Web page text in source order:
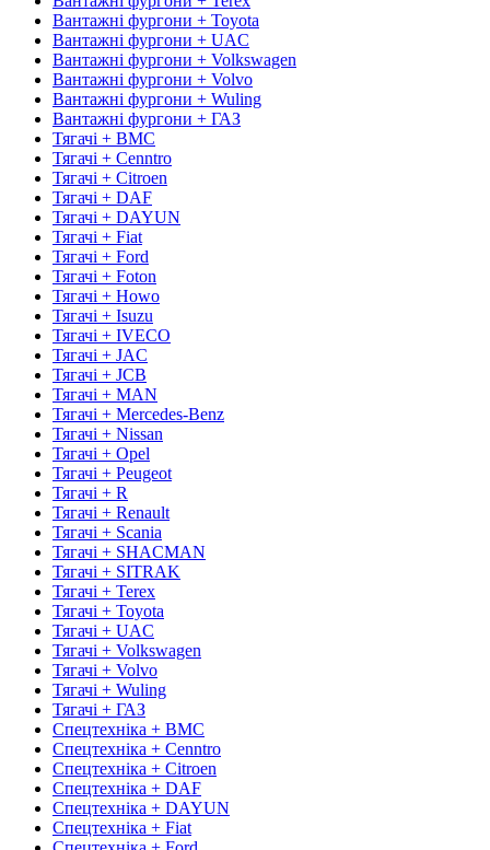
Вантажні фургони + Toyota
Вантажні фургони + UAC
Вантажні фургони + Volkswagen
Вантажні фургони + Volvo
Вантажні фургони + Wuling
Вантажні фургони + ГАЗ
Тягачі + BMC
Тягачі + Cenntro
Тягачі + Citroen
Тягачі + DAF
Тягачі + DAYUN
Тягачі + Fiat
Тягачі + Ford
Тягачі + Foton
Тягачі + Howo
Тягачі + Isuzu
Тягачі + IVECO
Тягачі + JAC
Тягачі + JCB
Тягачі + MAN
Тягачі + Mercedes-Benz
Тягачі + Nissan
Тягачі + Opel
Тягачі + Peugeot
Тягачі + R
Тягачі + Renault
Тягачі + Scania
Тягачі + SHACMAN
Тягачі + SITRAK
Тягачі + Terex
Тягачі + Toyota
Тягачі + UAC
Тягачі + Volkswagen
Тягачі + Volvo
Тягачі + Wuling
Тягачі + ГАЗ
Спецтехніка + BMC
Спецтехніка + Cenntro
Спецтехніка + Citroen
Спецтехніка + DAF
Спецтехніка + DAYUN
Спецтехніка + Fiat